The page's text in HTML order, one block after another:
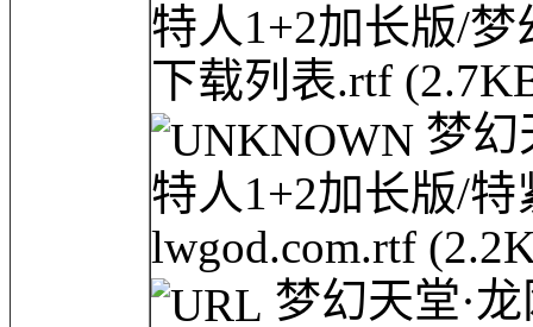
特人1+2加长版/
下载列表.rtf
梦幻
特人1+2加长版/
lwgod.com.rtf
梦幻天堂·